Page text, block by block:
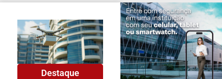
Destaque